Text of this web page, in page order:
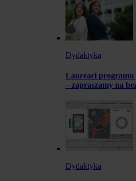
Dydaktyka
Laureaci programu
– zapraszamy na
Dydaktyka